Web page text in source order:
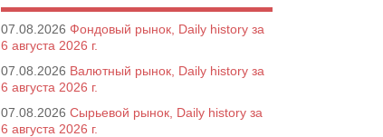
07.08.2026 Фондовый рынок, Daily history за
6 августа 2026 г.
07.08.2026 Валютный рынок, Daily history за
6 августа 2026 г.
07.08.2026 Сырьевой рынок, Daily history за
6 августа 2026 г.